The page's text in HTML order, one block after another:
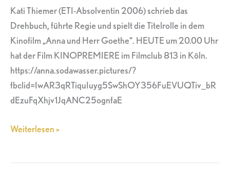
Kati Thiemer (ETI-Absolventin 2006) schrieb das
Drehbuch, führte Regie und spielt die Titelrolle in dem
Kinofilm „Anna und Herr Goethe“. HEUTE um 20.00 Uhr
hat der Film KINOPREMIERE im Filmclub 813 in Köln.
https://anna.sodawasser.pictures/?
fbclid=IwAR3qRTiquIuyg5SwShOY356FuEVUQTiv_bR
dEzuFqXhjv1JqANC25ognfaE
Goethe“
Weiterlesen »